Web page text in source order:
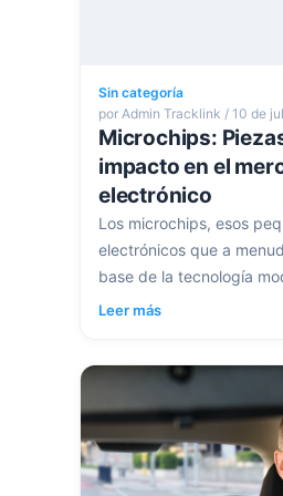
Sin categoría
por Admin Tracklink / 10 de
Microchips:
impacto en el
electrónico
Los microchips, esos
electrónicos que a
base de la tecnología
Leer más